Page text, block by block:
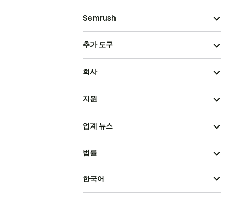
Semrush
추가 도구
회사
지원
업계 뉴스
법률
한국어